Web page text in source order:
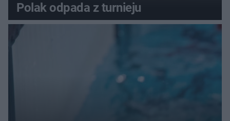
Polak odpada z turnieju